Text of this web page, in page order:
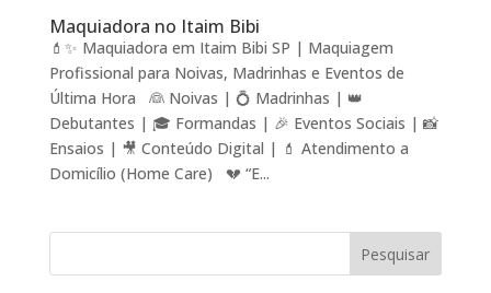
Maquiadora no Itaim Bibi
💄✨ Maquiadora em Itaim Bibi SP | Maquiagem
Profissional para Noivas, Madrinhas e Eventos de
Última Hora 👰 Noivas | 💍 Madrinhas | 👑
Debutantes | 🎓 Formandas | 🎉 Eventos Sociais | 📸
Ensaios | 🎥 Conteúdo Digital | 💄 Atendimento a
Domicílio (Home Care) 💔 “E...
Pesquisar